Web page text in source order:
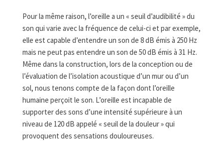
Pour la même raison, l’oreille a un « seuil d’audibilité » du
son qui varie avec la fréquence de celui-ci et par exemple,
elle est capable d’entendre un son de 8 dB émis à 250 Hz
mais ne peut pas entendre un son de 50 dB émis à 31 Hz.
Même dans la construction, lors de la conception ou de
l’évaluation de l’isolation acoustique d’un mur ou d’un
sol, nous tenons compte de la façon dont l’oreille
humaine perçoit le son. L’oreille est incapable de
supporter des sons d’une intensité supérieure à un
niveau de 120 dB appelé « seuil de la douleur » qui
provoquent des sensations douloureuses.